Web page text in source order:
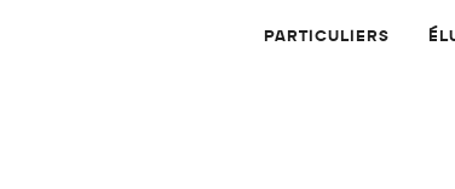
PARTICULIERS